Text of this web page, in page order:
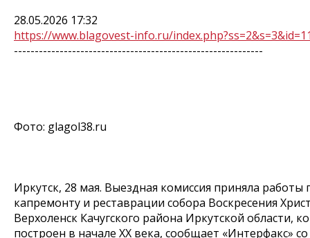
28.05.2026 17:32
https://www.blagovest-info.ru/
------------------------------------------------------------
Фото: glagol38.ru
Иркутск, 28 мая. Выездная комиссия приняла работы
капремонту и реставрации собора Воскресения
Верхоленск Качугского района Иркутской области,
построен в начале XX века, сообщает «Интерфакс»